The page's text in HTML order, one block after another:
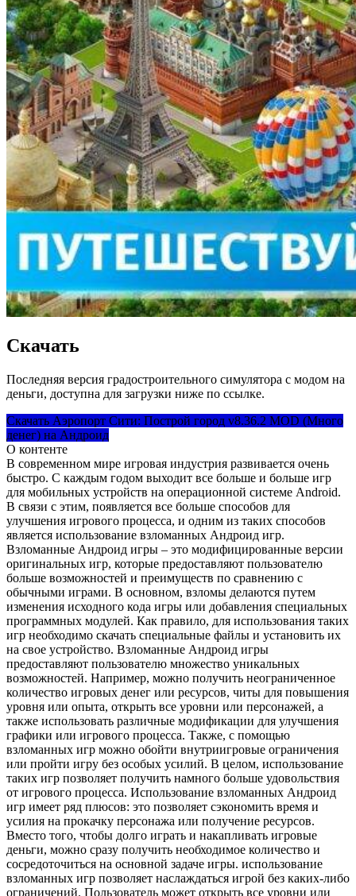
Скачать
Последняя версия градостроительного симулятора с модом на
деньги, доступна для загрузки ниже по ссылке.
Скачать Аэропорт Сити: Построй город v8.36.2 MOD (Много
денег) на Андроид
О контенте
В современном мире игровая индустрия развивается очень
быстро. С каждым годом выходит все больше и больше игр
для мобильных устройств на операционной системе Android.
В связи с этим, появляется все больше способов для
улучшения игрового процесса, и одним из таких способов
является использование взломанных Андроид игр.
Взломанные Андроид игры – это модифицированные версии
оригинальных игр, которые предоставляют пользователю
больше возможностей и преимуществ по сравнению с
обычными играми. В основном, взломы делаются путем
изменения исходного кода игры или добавления специальных
программных модулей. Как правило, для использования таких
игр необходимо скачать специальные файлы и установить их
на свое устройство. Взломанные Андроид игры
предоставляют пользователю множество уникальных
возможностей. Например, можно получить неограниченное
количество игровых денег или ресурсов, читы для повышения
уровня или опыта, открыть все уровни или персонажей, а
также использовать различные модификации для улучшения
графики или игрового процесса. Также, с помощью
взломанных игр можно обойти внутриигровые ограничения
или пройти игру без особых усилий. В целом, использование
таких игр позволяет получить намного больше удовольствия
от игрового процесса. Использование взломанных Андроид
игр имеет ряд плюсов: это позволяет сэкономить время и
усилия на прокачку персонажа или получение ресурсов.
Вместо того, чтобы долго играть и накапливать игровые
деньги, можно сразу получить необходимое количество и
сосредоточиться на основной задаче игры. использование
взломанных игр позволяет наслаждаться игрой без каких-либо
ограничений. Пользователь может открыть все уровни или